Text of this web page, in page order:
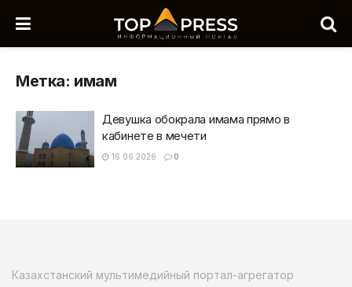
Метка: имам
Девушка обокрала имама прямо в
кабинете в мечети
16.06.2026 0
Казахстанский мультимедийный портал-агрегатор